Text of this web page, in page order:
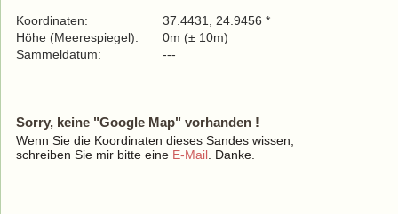
Koordinaten:
37.4431, 24.9456 *
Höhe (Meerespiegel):
0m (± 10m)
Sammeldatum:
---
Sorry, keine "Google Map" vorhanden !
Wenn Sie die Koordinaten dieses Sandes wissen,
schreiben Sie mir bitte eine E-Mail . Danke.